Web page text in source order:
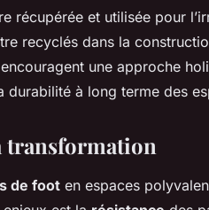
récupérée et utilisée pour
recyclés dans la
une approche
durabilité à long terme des
transformation
de foot en espaces